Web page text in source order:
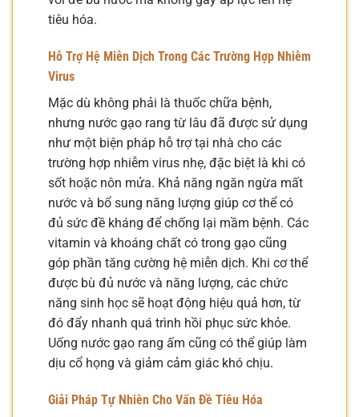
tiêu hóa.
Hỗ Trợ Hệ Miễn Dịch Trong Các Trường Hợp Nhiễm
Virus
Mặc dù không phải là thuốc chữa bệnh,
nhưng nước gạo rang từ lâu đã được sử dụng
như một biện pháp hỗ trợ tại nhà cho các
trường hợp nhiễm virus nhẹ, đặc biệt là khi có
sốt hoặc nôn mửa. Khả năng ngăn ngừa mất
nước và bổ sung năng lượng giúp cơ thể có
đủ sức đề kháng để chống lại mầm bệnh. Các
vitamin và khoáng chất có trong gạo cũng
góp phần tăng cường hệ miễn dịch. Khi cơ thể
được bù đủ nước và năng lượng, các chức
năng sinh học sẽ hoạt động hiệu quả hơn, từ
đó đẩy nhanh quá trình hồi phục sức khỏe.
Uống nước gạo rang ấm cũng có thể giúp làm
dịu cổ họng và giảm cảm giác khó chịu.
Giải Pháp Tự Nhiên Cho Vấn Đề Tiêu Hóa